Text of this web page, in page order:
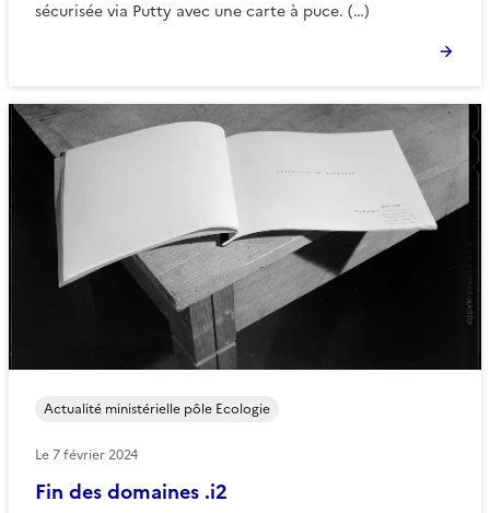
sécurisée via Putty avec une carte à puce. (…)
Fin des domaines .i2
Actualité ministérielle pôle Ecologie
Le7 février 2024